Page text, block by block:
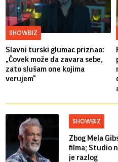
SHOWBIZ
Slavni turski glumac priznao:
„Čovek može da zavara sebe,
zato slušam one kojima
verujem“
SHOWBIZ
Zbog Mela
filma; Studio
je razlog